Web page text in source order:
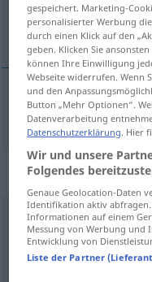
pohlepa, požuda
pohlepa,požuda(nach
Synonyme
Sehnsucht,Bedarf,
Verlangen,Wunsch,
gespeichert. Marketing-
personalisierter Werbung
durch einen Klick auf den
geben. Klicken Sie
können Ihre Einwilligung
Webseite widerrufen. Wenn
und den
Button „Mehr Optionen“.
Datenverarbeitung
Datenschutzerklärung. Hier
Wir und unsere
Folgendes
Genaue Geolocation-Daten
Identifikation aktiv
Informationen auf einem
Messung von Werbung und
Entwicklung von
Liste der Partner